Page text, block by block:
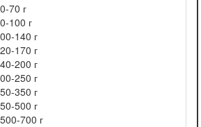
70 г
100 г
140 г
170 г
200 г
250 г
350 г
500 г
700 г